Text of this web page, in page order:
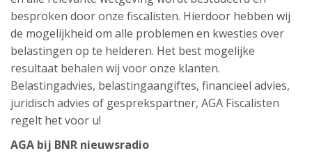
besproken door onze fiscalisten. Hierdoor hebben wij
de mogelijkheid om alle problemen en kwesties over
belastingen op te helderen. Het best mogelijke
resultaat behalen wij voor onze klanten.
Belastingadvies, belastingaangiftes, financieel advies,
juridisch advies of gesprekspartner, AGA Fiscalisten
regelt het voor u!
AGA bij BNR nieuwsradio